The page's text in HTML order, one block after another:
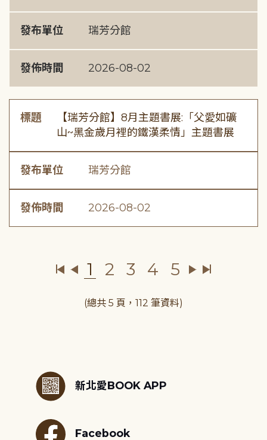
發布單位 瑞芳分館
發佈時間 2026-08-02
標題
【瑞芳分館】8月主題書展:「父愛如礦
山~黑金歲月裡的鐵漢柔情」主題書展
發布單位 瑞芳分館
發佈時間 2026-08-02
1 2 3 4 5
(總共 5 頁，112 筆資料)
新北愛BOOK APP
Facebook